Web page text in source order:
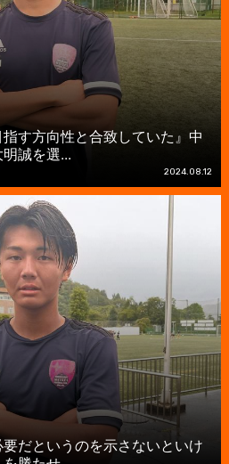
指す方向性と合致していた』中
誠を選...
2024.08.12
要だというのを示さないといけ